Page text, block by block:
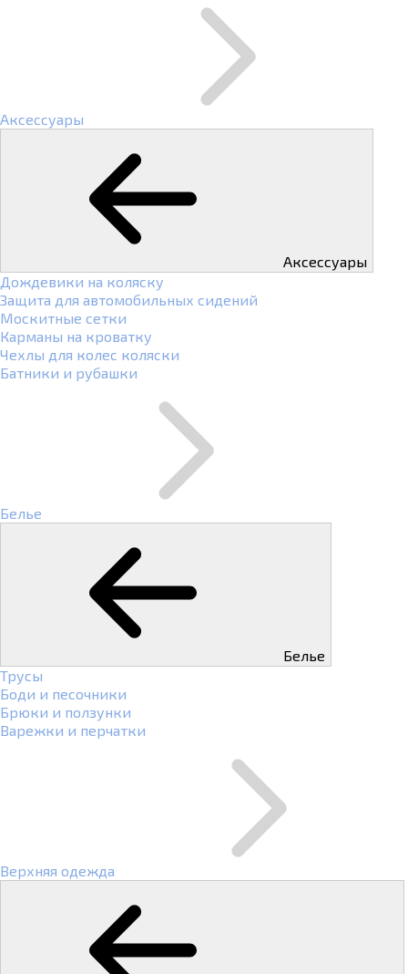
Аксессуары
Аксессуары
Дождевики на коляску
Защита для автомобильных сидений
Москитные сетки
Карманы на кроватку
Чехлы для колес коляски
Батники и рубашки
Белье
Белье
Трусы
Боди и песочники
Брюки и ползунки
Варежки и перчатки
Верхняя одежда